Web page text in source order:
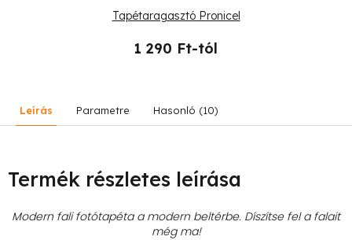
Tapétaragasztó Pronicel
1 290 Ft-tól
Leírás Parametre Hasonló (10)
Termék részletes leírása
Modern fali fotótapéta a modern beltérbe. Díszítse fel a falait
még ma!